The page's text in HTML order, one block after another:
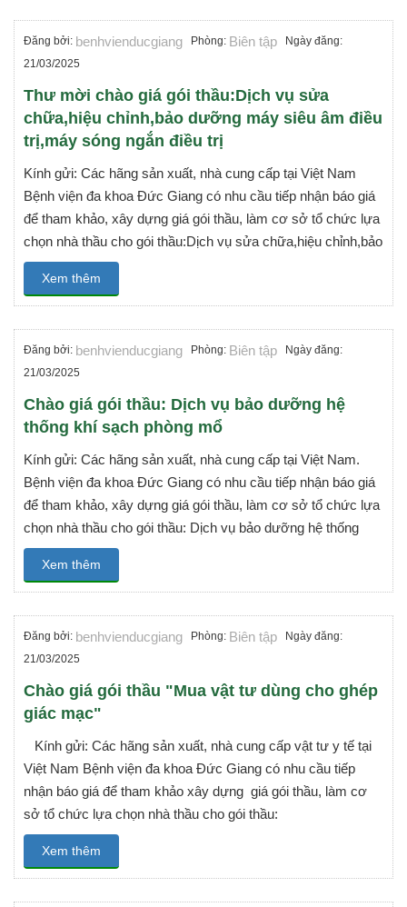
Đăng bởi: benhvienducgiang Phòng: Biên tập Ngày đăng:
21/03/2025
Thư mời chào giá gói thầu:Dịch vụ sửa
chữa,hiệu chỉnh,bảo dưỡng máy siêu âm điều
trị,máy sóng ngắn điều trị
Kính gửi: Các hãng sản xuất, nhà cung cấp tại Việt Nam
Bệnh viện đa khoa Đức Giang có nhu cầu tiếp nhận báo giá
để tham khảo, xây dựng giá gói thầu, làm cơ sở tổ chức lựa
chọn nhà thầu cho gói thầu:Dịch vụ sửa chữa,hiệu chỉnh,bảo
Xem thêm
Đăng bởi: benhvienducgiang Phòng: Biên tập Ngày đăng:
21/03/2025
Chào giá gói thầu: Dịch vụ bảo dưỡng hệ
thống khí sạch phòng mổ
Kính gửi: Các hãng sản xuất, nhà cung cấp tại Việt Nam.
Bệnh viện đa khoa Đức Giang có nhu cầu tiếp nhận báo giá
để tham khảo, xây dựng giá gói thầu, làm cơ sở tổ chức lựa
chọn nhà thầu cho gói thầu: Dịch vụ bảo dưỡng hệ thống
Xem thêm
Đăng bởi: benhvienducgiang Phòng: Biên tập Ngày đăng:
21/03/2025
Chào giá gói thầu "Mua vật tư dùng cho ghép
giác mạc"
Kính gửi: Các hãng sản xuất, nhà cung cấp vật tư y tế tại
Việt Nam Bệnh viện đa khoa Đức Giang có nhu cầu tiếp
nhận báo giá để tham khảo xây dựng giá gói thầu, làm cơ
sở tổ chức lựa chọn nhà thầu cho gói thầu:
Xem thêm